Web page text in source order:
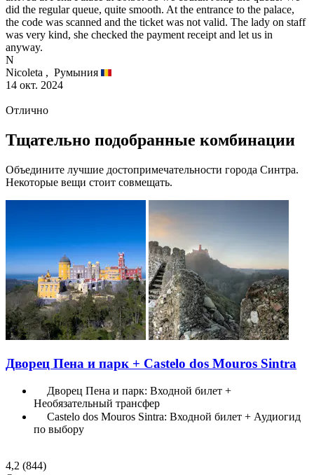
did the regular queue, quite smooth. At the entrance to the palace,
the code was scanned and the ticket was not valid. The lady on staff
was very kind, she checked the payment receipt and let us in
anyway.
N
Nicoleta , Румыния
14 окт. 2024
Отлично
Тщательно подобранные комбинации
Объедините лучшие достопримечательности города Синтра.
Некоторые вещи стоит совмещать.
Дворец Пена и парк + Castelo dos Mouros Sintra
Дворец Пена и парк: Входной билет +
Необязательный трансфер
Castelo dos Mouros Sintra: Входной билет + Аудиогид
по выбору
4,2 (844)